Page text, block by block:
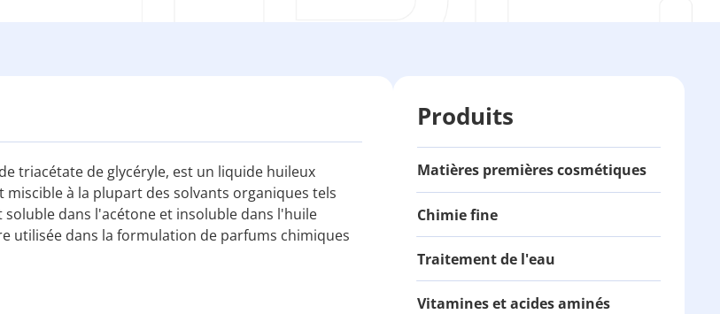
triacétate de glycéryle, est un liquide huileux
à la plupart des solvants organiques tels
dans l'acétone et insoluble dans l'huile
utilisée dans la formulation de parfums chimiques
Produits
Matières premières cosmétiques
Chimie fine
Traitement de l'eau
Vitamines et acides aminés